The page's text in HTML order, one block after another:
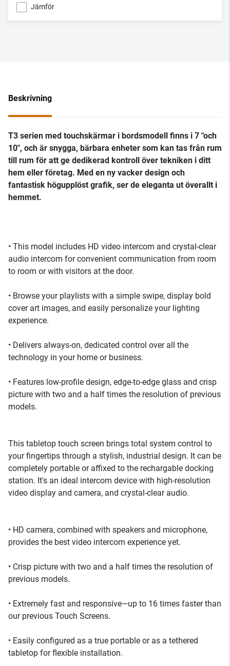
Jämför
Beskrivning
T3 serien med touchskärmar i bordsmodell finns i 7 "och
10", och är snygga, bärbara enheter som kan tas från rum
till rum för att ge dedikerad kontroll över tekniken i ditt
hem eller företag. Med en ny vacker design och
fantastisk högupplöst grafik, ser de eleganta ut överallt i
hemmet.
• This model includes HD video intercom and crystal-clear
audio intercom for convenient communication from room
to room or with visitors at the door.
• Browse your playlists with a simple swipe, display bold
cover art images, and easily personalize your lighting
experience.
• Delivers always-on, dedicated control over all the
technology in your home or business.
• Features low-profile design, edge-to-edge glass and crisp
picture with two and a half times the resolution of previous
models.
This tabletop touch screen brings total system control to
your fingertips through a stylish, industrial design. It can be
completely portable or affixed to the rechargable docking
station. It's an ideal intercom device with high-resolution
video display and camera, and crystal-clear audio.
• HD camera, combined with speakers and microphone,
provides the best video intercom experience yet.
• Crisp picture with two and a half times the resolution of
previous models.
• Extremely fast and responsive—up to 16 times faster than
our previous Touch Screens.
• Easily configured as a true portable or as a tethered
tabletop for flexible installation.